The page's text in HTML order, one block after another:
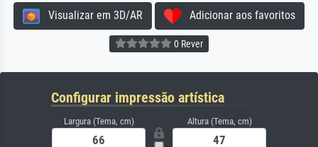
Visualizar em 3D/AR Adicionar aos favoritos
0 Rever
Configurar impressão artística
Largura (Tema, cm) Altura (Tema, cm)